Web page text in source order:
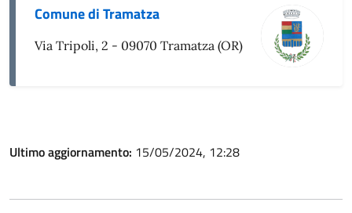
Comune di Tramatza
Via Tripoli, 2 - 09070 Tramatza (OR)
Ultimo aggiornamento: 15/05/2024, 12:28